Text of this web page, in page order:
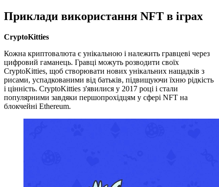
Приклади використання NFT в іграх
CryptoKitties
Кожна криптовалюта є унікальною і належить гравцеві через
цифровий гаманець. Гравці можуть розводити своїх
CryptoKitties, щоб створювати нових унікальних нащадків з
рисами, успадкованими від батьків, підвищуючи їхню рідкість
і цінність. CryptoKitties з'явилися у 2017 році і стали
популярними завдяки першопрохідцям у сфері NFT на
блокчейні Ethereum.